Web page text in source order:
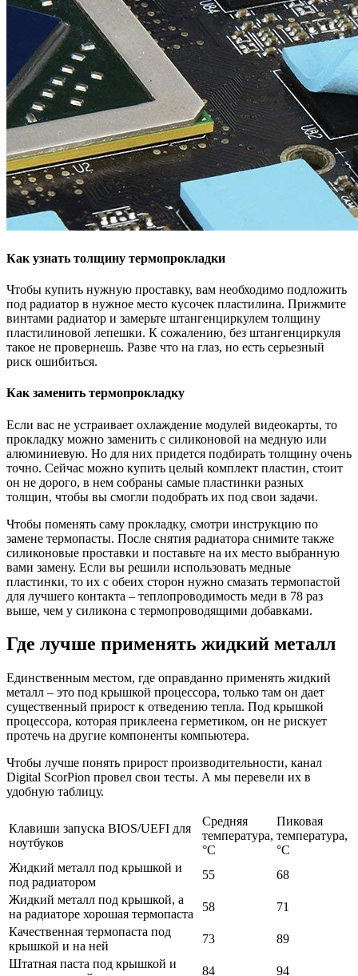
Как узнать толщину термопрокладки
Чтобы купить нужную проставку, вам необходимо подложить
под радиатор в нужное место кусочек пластилина. Прижмите
винтами радиатор и замерьте штангенциркулем толщину
пластилиновой лепешки. К сожалению, без штангенциркуля
такое не провернешь. Разве что на глаз, но есть серьезный
риск ошибиться.
Как заменить термопрокладку
Если вас не устраивает охлаждение модулей видеокарты, то
прокладку можно заменить с силиконовой на медную или
алюминиевую. Но для них придется подбирать толщину очень
точно. Сейчас можно купить целый комплект пластин, стоит
он не дорого, в нем собраны самые пластинки разных
толщин, чтобы вы смогли подобрать их под свои задачи.
Чтобы поменять саму прокладку, смотри инструкцию по
замене термопасты. После снятия радиатора снимите также
силиконовые проставки и поставьте на их место выбранную
вами замену. Если вы решили использовать медные
пластинки, то их с обеих сторон нужно смазать термопастой
для лучшего контакта – теплопроводимость меди в 78 раз
выше, чем у силикона с термопроводящими добавками.
Где лучше применять жидкий металл
Единственным местом, где оправданно применять жидкий
металл – это под крышкой процессора, только там он дает
существенный прирост к отведению тепла. Под крышкой
процессора, которая приклеена герметиком, он не рискует
протечь на другие компоненты компьютера.
Чтобы лучше понять прирост производительности, канал
Digital ScorPion провел свои тесты. А мы перевели их в
удобную таблицу.
Клавиши запуска BIOS/UEFI для
ноутбуков
Средняя
температура,
°C
Пиковая
температура,
°C
Жидкий металл под крышкой и
под радиатором
55
68
Жидкий металл под крышкой, а
на радиаторе хорошая термопаста
58
71
Качественная термопаста под
крышкой и на ней
73
89
Штатная паста под крышкой и
84 94